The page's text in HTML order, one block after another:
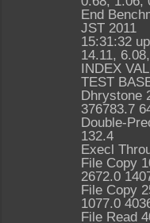
End
JST 2011
15:31:32
14.11,
INDEX
TEST
Dhrystone
376783.7
Double-
132.4
Execl
File Copy
2672.0
File Copy
1077.0
File Read